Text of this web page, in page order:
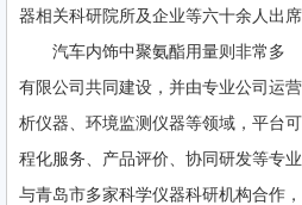
器相关科研院所及企业等六十余人出席
汽车内饰中聚氨酯用量则非常多
有限公司共同建设，并由专业公司运
析仪器、环境监测仪器等领域，平台
程化服务、产品评价、协同研发等专
与青岛市多家科学仪器科研机构合作